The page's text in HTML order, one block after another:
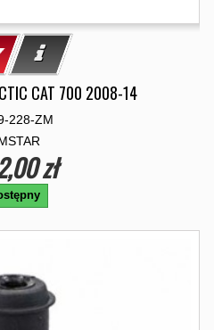
CAT 700 2008-14
228-ZM
zł